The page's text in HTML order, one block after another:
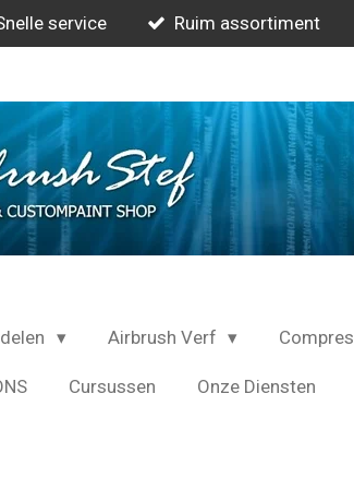
service Ruim assortiment
Airbrush Verf
Cursussen Onze Diensten